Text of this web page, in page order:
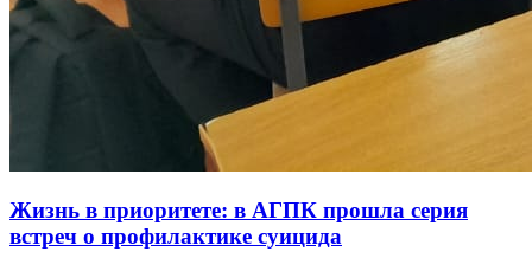
Жизнь в приоритете: в АГПК прошла серия
встреч о профилактике суицида